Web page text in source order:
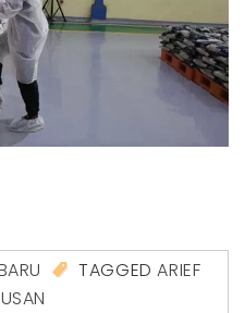
TAGGEDARIEF